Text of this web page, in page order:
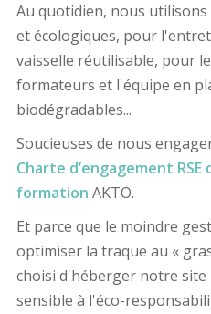
Au quotidien, nous
et écologiques, pour
vaisselle réutilisable, pour
formateurs et l'équipe en
biodégradables...
Soucieuses de nous
Charte d’engagement
formation AKTO.
Et parce que le moindre
optimiser la traque au «
choisi d'héberger notre site
sensible à l'éco-